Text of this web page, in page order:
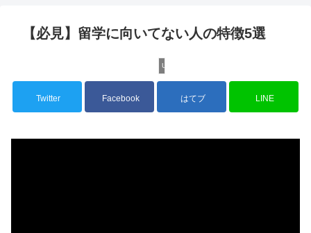
【必見】留学に向いてない人の特徴5選
Uncategorized
Twitter Facebook はてブ LINE